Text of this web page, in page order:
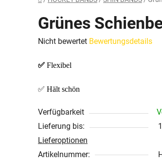
Grünes
Die
Produktbewertung
0,0
Nicht bewertet Bewertungsdetails
✅ Flexibel
✅ Hält schön
Verfügbarkeit
Lieferung bis:
Lieferoptionen
Artikelnummer: